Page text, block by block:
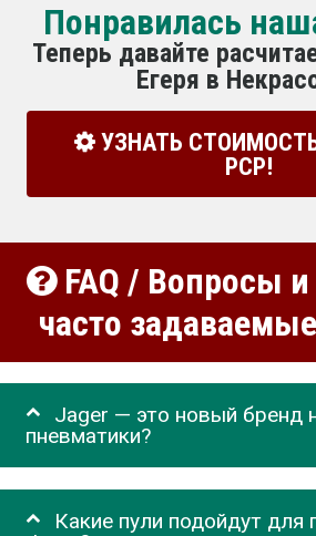
Понравилась
Теперь давайте
Егеря в
УЗНАТЬ
РСР!
FAQ / Вопросы
часто
Jager — это новый бренд
пневматики?
Какие пули подойдут для